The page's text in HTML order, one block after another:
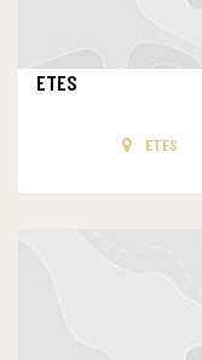
ETES
ETES